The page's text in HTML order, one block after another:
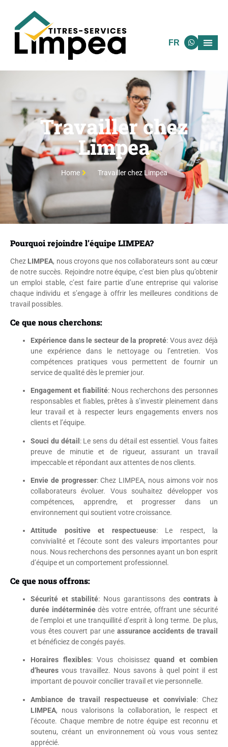
FR
Travailler chez
Limpea
Home Travailler chez Limpea
Pourquoi rejoindre l’équipe LIMPEA?
Chez LIMPEA, nous croyons que nos collaborateurs sont au cœur
de notre succès. Rejoindre notre équipe, c’est bien plus qu’obtenir
un emploi stable, c’est faire partie d’une entreprise qui valorise
chaque individu et s’engage à offrir les meilleures conditions de
travail possibles.
Ce que nous cherchons:
Expérience dans le secteur de la propreté: Vous avez déjà
une expérience dans le nettoyage ou l’entretien. Vos
compétences pratiques vous permettent de fournir un
service de qualité dès le premier jour.
Engagement et fiabilité: Nous recherchons des personnes
responsables et fiables, prêtes à s’investir pleinement dans
leur travail et à respecter leurs engagements envers nos
clients et l’équipe.
Souci du détail: Le sens du détail est essentiel. Vous faites
preuve de minutie et de rigueur, assurant un travail
impeccable et répondant aux attentes de nos clients.
Envie de progresser: Chez LIMPEA, nous aimons voir nos
collaborateurs évoluer. Vous souhaitez développer vos
compétences, apprendre, et progresser dans un
environnement qui soutient votre croissance.
Attitude positive et respectueuse: Le respect, la
convivialité et l’écoute sont des valeurs importantes pour
nous. Nous recherchons des personnes ayant un bon esprit
d’équipe et un comportement professionnel.
Ce que nous offrons:
Sécurité et stabilité: Nous garantissons descontrats à
durée indéterminéedès votre entrée, offrant une sécurité
de l’emploi et une tranquillité d’esprit à long terme. De plus,
vous êtes couvert par une assurance accidents de travail
et bénéficiez de congés payés.
Horaires flexibles: Vous choisissez quand et combien
d’heures vous travaillez. Nous savons à quel point il est
important de pouvoir concilier travail et vie personnelle.
Ambiance de travail respectueuse et conviviale: Chez
LIMPEA, nous valorisons la collaboration, le respect et
l’écoute. Chaque membre de notre équipe est reconnu et
soutenu, créant un environnement où vous vous sentez
apprécié.